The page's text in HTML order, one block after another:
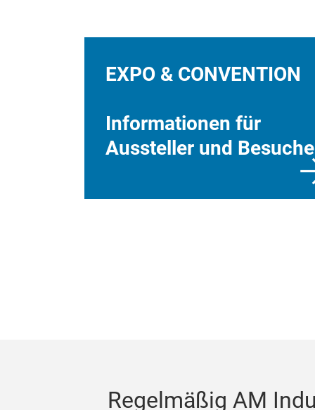
EXPO & CONVENTION
Informationen für
Aussteller und
Regelmäßig AM